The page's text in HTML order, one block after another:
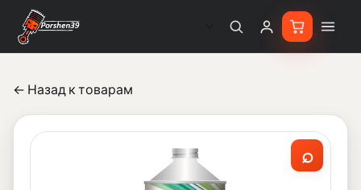
← Назад к товарам
⌕